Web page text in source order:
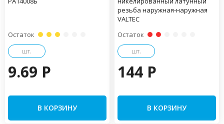
Остаток
шт.
9.69 P
В КОРЗИНУ
резьба наружная-наружная
VALTEC
Остаток
шт.
144 P
В КОРЗИНУ